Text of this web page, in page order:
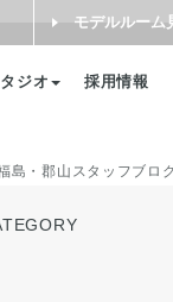
ジオ 採用情報
モデルルーム
島・郡山スタッフブロ